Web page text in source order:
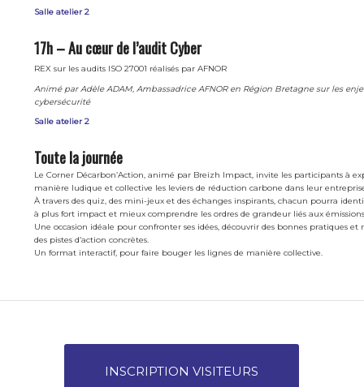
Salle atelier 2
17h – Au cœur de l’audit Cyber
REX sur les audits ISO 27001 réalisés par AFNOR
Animé par Adèle ADAM, Ambassadrice AFNOR en Région Bretagne sur les
cybersécurité
Salle atelier 2
Toute la journée
Le Corner Décarbon’Action, animé par Breizh Impact, invite les participants à
manière ludique et collective les leviers de réduction carbone dans leur
À travers des quiz, des mini-jeux et des échanges inspirants, chacun pourra
à plus fort impact et mieux comprendre les ordres de grandeur liés aux
Une occasion idéale pour confronter ses idées, découvrir des bonnes pratiques et
des pistes d’action concrètes.
Un format interactif, pour faire bouger les lignes de manière collective.
INSCRIPTION VISITEURS